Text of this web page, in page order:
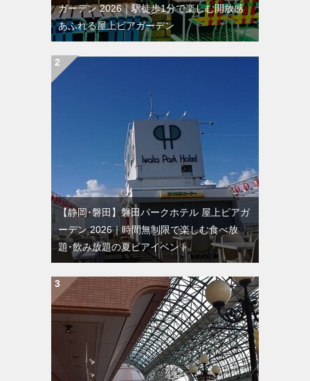
ガーデン 2026｜駅徒歩1分で楽しむ開放感
あふれる屋上ビアガーデン
【静岡･磐田】磐田パークホテル 屋上ビアガ
ーデン 2026｜時間無制限で楽しむ食べ放
題･飲み放題の夏ビアイベント